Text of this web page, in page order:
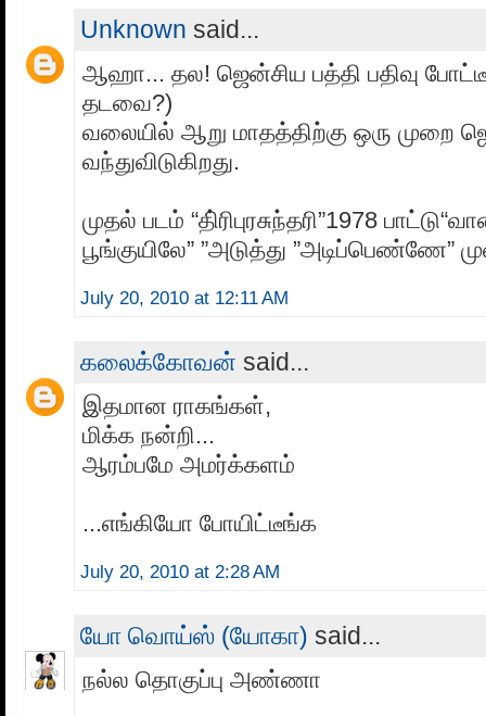
Unknown said...
ஆஹா... தல! ஜென்சிய பத்தி பதிவு
தடவை?)
வலையில் ஆறு மாதத்திற்கு ஒரு முறை
வந்துவிடுகிறது.
முதல் படம் “தி்ரிபுரசுந்தரி”1978
பூங்குயிலே” ”அடுத்து ”அடிப்பெண்ணே”
July 20, 2010 at 12:11 AM
கலைக்கோவன் said...
இதமான ராகங்கள்,
மிக்க நன்றி...
ஆரம்பமே அமர்க்களம்
...எங்கியோ போயிட்டீங்க
July 20, 2010 at 2:28 AM
யோ வொய்ஸ் (யோகா) said...
நல்ல தொகுப்பு அண்ணா